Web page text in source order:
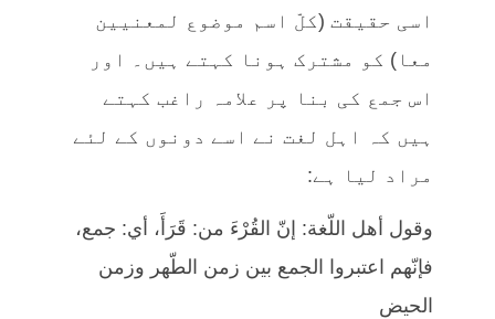
اسی حقیقت (كلّ اسم موضوع لمعنيين
معا) کو مشترک ہونا کہتے ہیں۔ اور
اس جمع کی بنا پر علامہ راغب کہتے
ہیں کہ اہل لغت نے اسے دونوں کے لئے
مراد لیا ہے:
وقول أهل اللّغة: إنّ القُرْءَ من: قَرَأَ، أي: جمع،
فإنّهم اعتبروا الجمع بين زمن الطّهر وزمن
الحيض